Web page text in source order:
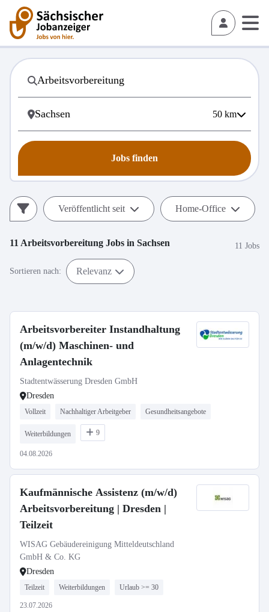
50 km
Jobs finden
Veröffentlicht seit Home-Office
11 Arbeitsvorbereitung Jobs in Sachsen 11 Jobs
Sortieren nach: Relevanz
Arbeitsvorbereiter Instandhaltung
(m/w/d) Maschinen- und
Anlagentechnik
Stadtentwässerung Dresden GmbH
Dresden
Vollzeit Nachhaltiger Arbeitgeber Gesundheitsangebote
Weiterbildungen 9
04.08.2026
Kaufmännische Assistenz (m/w/d)
Arbeitsvorbereitung | Dresden |
Teilzeit
WISAG Gebäudereinigung Mitteldeutschland
GmbH & Co. KG
Dresden
Teilzeit Weiterbildungen Urlaub >= 30
23.07.2026